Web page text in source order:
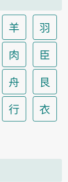
羊
羽
肉
臣
舟
艮
行
衣